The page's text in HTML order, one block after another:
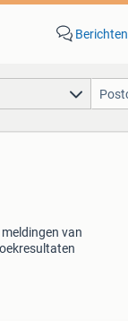
Berichten
van